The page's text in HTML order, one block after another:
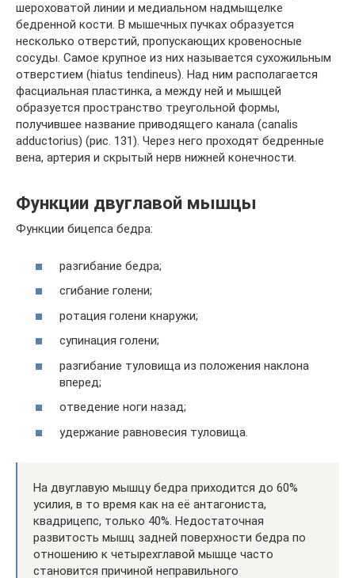
шероховатой линии и медиальном надмыщелке
бедренной кости. В мышечных пучках образуется
несколько отверстий, пропускающих кровеносные
сосуды. Самое крупное из них называется сухожильным
отверстием (hiatus tendineus). Над ним располагается
фасциальная пластинка, а между ней и мышцей
образуется пространство треугольной формы,
получившее название приводящего канала (canalis
adductorius) (рис. 131). Через него проходят бедренные
вена, артерия и скрытый нерв нижней конечности.
Функции двуглавой мышцы
Функции бицепса бедра:
разгибание бедра;
сгибание голени;
ротация голени кнаружи;
супинация голени;
разгибание туловища из положения наклона
вперед;
отведение ноги назад;
удержание равновесия туловища.
На двуглавую мышцу бедра приходится до 60%
усилия, в то время как на её антагониста,
квадрицепс, только 40%. Недостаточная
развитость мышц задней поверхности бедра по
отношению к четырехглавой мышце часто
становится причиной неправильного